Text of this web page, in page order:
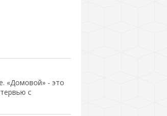
«Домовой» - это
с